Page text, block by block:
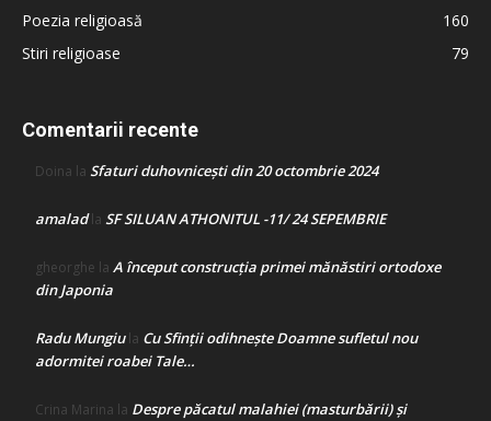
Poezia religioasă
160
Stiri religioase
79
Comentarii recente
Doina la Sfaturi duhovnicești din 20 octombrie 2024
amaladla SF SILUAN ATHONITUL -11/ 24 SEPEMBRIE
gheorghe la A început construcţia primei mănăstiri ortodoxe
din Japonia
Radu Mungiula Cu Sfinții odihnește Doamne sufletul nou
adormitei roabei Tale…
Crina Marina la Despre păcatul malahiei (masturbării) şi